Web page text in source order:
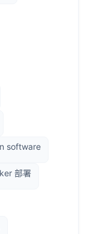
software
部署